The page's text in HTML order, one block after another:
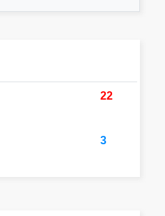
22
3